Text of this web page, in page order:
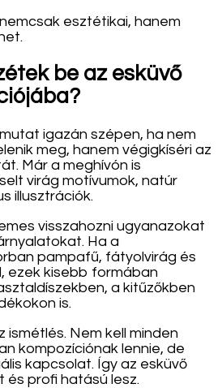
esztétikai, hanem
be az esküvő
igazán szépen, ha nem
meg, hanem végigkíséri az
Már a meghívón is
virág motívumok, natúr
illusztrációk.
visszahozni ugyanazokat
Ha a
pampafű, fátyolvirág és
ezek kisebb formában
a kitűzőkben
is.
ismétlés. Nem kell minden
kompozíciónak lennie, de
kapcsolat. Így az esküvő
profi hatású lesz.